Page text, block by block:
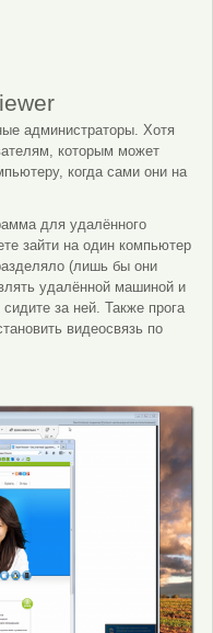
администраторы. Хотя
которым может
когда сами они на
для удалённого
зайти на один компьютер
(лишь бы они
удалённой машиной и
за ней. Также прога
видеосвязь по